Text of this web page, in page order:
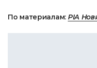
По материалам: РІА